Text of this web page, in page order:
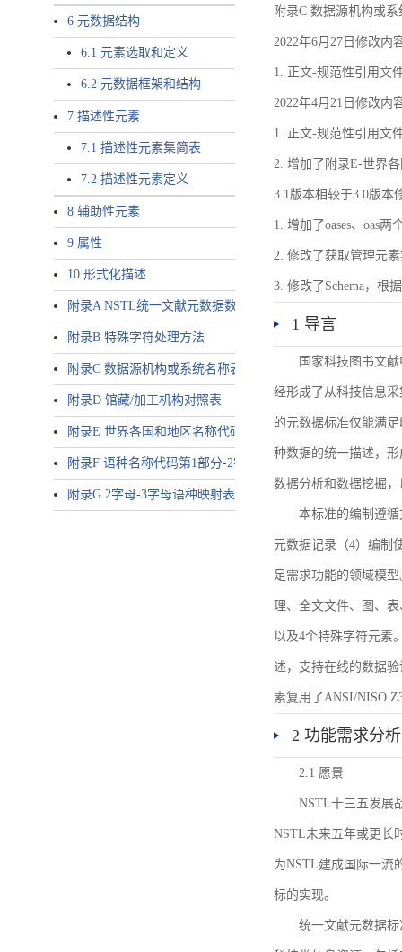
6 元数据结构
6.1 元素选取和定义
6.2 元数据框架和结构
7 描述性元素
7.1 描述性元素集简表
7.2 描述性元素定义
8 辅助性元素
9 属性
10 形式化描述
附录A NSTL统一文献元数据数据唯一标识符规则
附录B 特殊字符处理方法
附录C 数据源机构或系统名称表
附录D 馆藏/加工机构对照表
附录E 世界各国和地区名称代码-2字母代码（GB/T 2659-
附录F 语种名称代码第1部分-2字母代码（GB/T 4880.1-2005
附录G 2字母-3字母语种映射表
附录C 数据源机构或
2022年6月27日修改内
1. 正文-规范性引用文
2022年4月21日修改内
1. 正文-规范性引用文
2. 增加了附录E-世界
3.1版本相较于3.0版本
1. 增加了oases、oas
2. 修改了获取管理元
3. 修改了Schema，根
1 导言
国家科技图书文
经形成了从科技信息
的元数据标准仅能满
种数据的统一描述，
数据分析和数据挖掘
本标准的编制遵
元数据记录（4）编制
足需求功能的领域模
理、全文文件、图、
以及4个特殊字符元素
述，支持在线的数据
素复用了ANSI/NISO
2 功能需求分析
2.1 愿景
NSTL十三五发展
NSTL未来五年或更长
为NSTL建成国际一流
标的实现。
统一文献元数据